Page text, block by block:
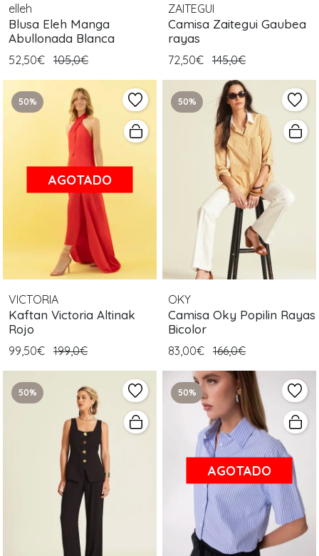
elleh
Blusa Eleh Manga
Abullonada Blanca
52,50€ 105,0€
ZAITEGUI
Camisa Zaitegui Gaubea
rayas
72,50€ 145,0€
50%
AGOTADO
VICTORIA
Kaftan Victoria Altinak
Rojo
99,50€ 199,0€
50%
OKY
Camisa Oky Popilin Rayas
Bicolor
83,00€ 166,0€
50% 50%
AGOTADO